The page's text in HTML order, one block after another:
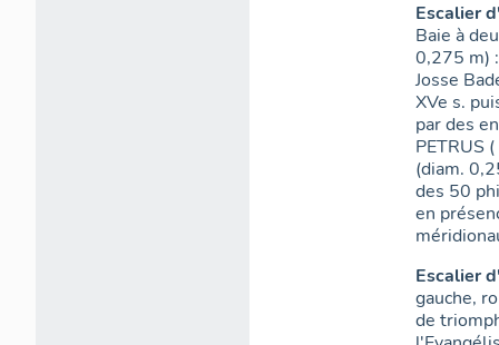
Escalier
Baie à
0,275 m)
Josse
XVe s.
par des
PETRUS
(diam.
des 50
en
Escalier
gauche,
de